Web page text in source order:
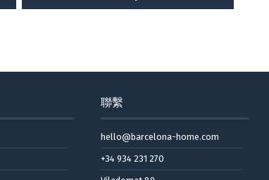
聯繫
hello@barcelona-home.com
+34 934 231 270